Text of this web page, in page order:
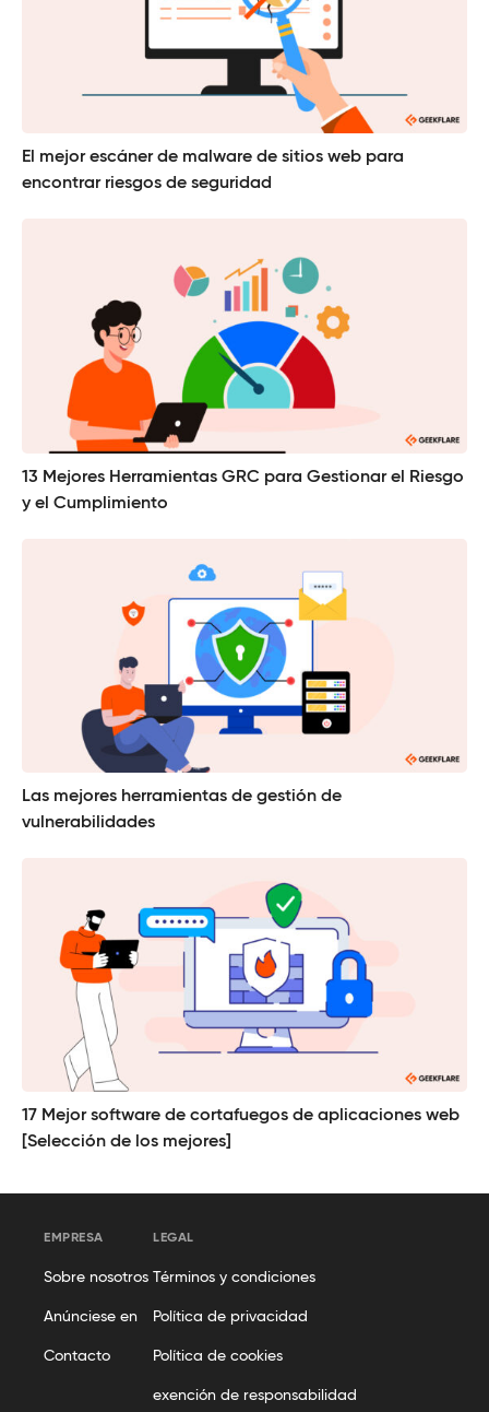
El mejor escáner de malware de sitios web para
encontrar riesgos de seguridad
13 Mejores Herramientas GRC para Gestionar el Riesgo
y el Cumplimiento
Las mejores herramientas de gestión de
vulnerabilidades
17 Mejor software de cortafuegos de aplicaciones web
[Selección de los mejores]
EMPRESA
Sobre nosotros
Anúnciese en
Contacto
LEGAL
Términos y condiciones
Política de privacidad
Política de cookies
exención de responsabilidad